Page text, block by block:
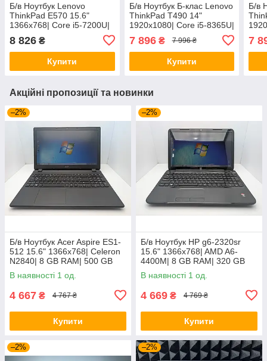
Б/в Ноутбук Lenovo
ThinkPad E570 15.6"
1366x768| Core i5-7200U|
8 GB RAM| 240 GB SSD|
HD 620
8 826 ₴
Купити
Б/в Ноутбук Б-клас Lenovo
ThinkPad T490 14"
1920x1080| Core i5-8365U|
8 GB RAM| 128 GB SSD|
UHD 620
7 896₴ 7 996 ₴
Купити
Б/в
7
Акційні пропозиції та новинки
–2%
Б/в Ноутбук Acer Aspire ES1-
512 15.6" 1366x768| Celeron
N2840| 8 GB RAM| 500 GB
HDD| HD
В наявності 1 од.
4 667 ₴ 4 767 ₴
Купити
–2%
Б/в Ноутбук HP g6-2320sr
15.6" 1366x768| AMD A6-
4400M| 8 GB RAM| 320 GB
HDD| Radeon HD 7520G
В наявності 1 од.
4 669 ₴ 4 769 ₴
Купити
–2% –2%